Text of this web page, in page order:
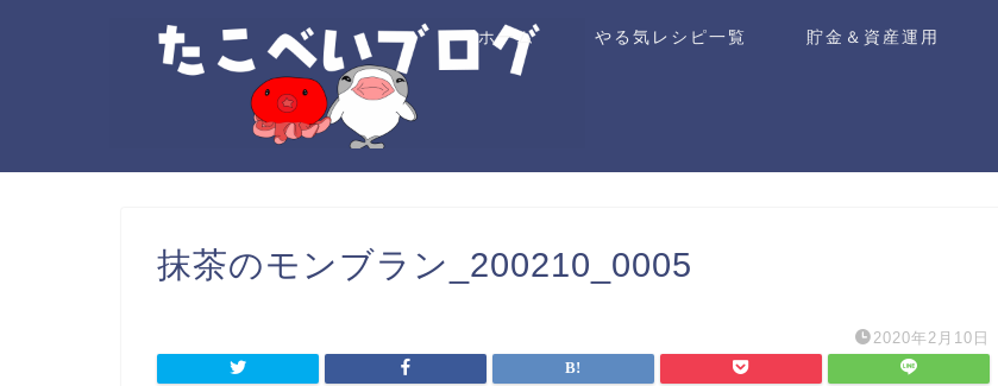
ホーム やる気レシピ一覧 貯金＆資産運用
抹茶のモンブラン_200210_0005
2020年2月10日